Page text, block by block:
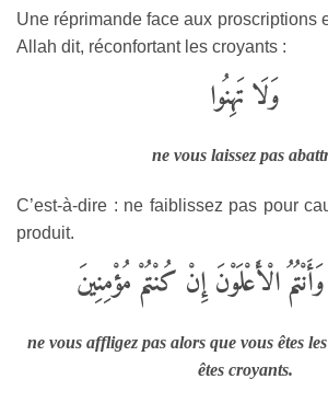
Une réprimande face aux proscriptions
Allah dit, réconfortant les croyants :
وَلَا تَهِنُوا
ne vous laissez pas
C’est-à-dire : ne faiblissez pas pour
produit.
الْأَعْلَوْنَ إِنْ كُنْتُمْ مُؤْمِنِينَ
ne vous affligez pas alors que vous êtes
êtes croyants.